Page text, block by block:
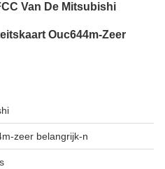
Van De Mitsubishi
Ouc644m-Zeer
zeer belangrijk-n